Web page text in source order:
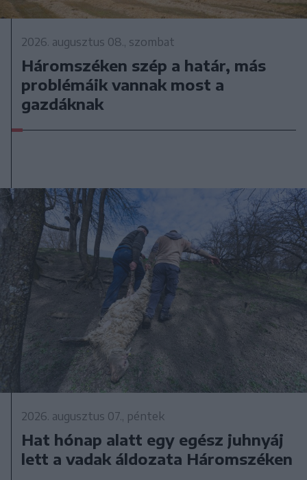
2026. augusztus 08., szombat
Háromszéken szép a határ, más
problémáik vannak most a
gazdáknak
2026. augusztus 07., péntek
Hat hónap alatt egy egész juhnyáj
lett a vadak áldozata Háromszéken